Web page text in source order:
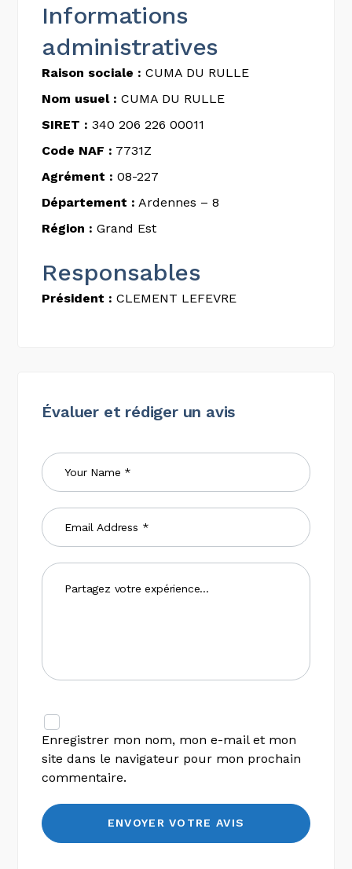
Informations
administratives
Raison sociale : CUMA DU RULLE
Nom usuel : CUMA DU RULLE
SIRET : 340 206 226 00011
Code NAF : 7731Z
Agrément : 08-227
Département : Ardennes – 8
Région : Grand Est
Responsables
Président : CLEMENT LEFEVRE
Évaluer et rédiger un avis
Enregistrer mon nom, mon e-mail et mon
site dans le navigateur pour mon prochain
commentaire.